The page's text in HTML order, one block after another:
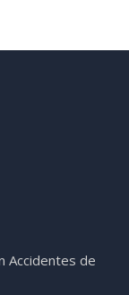
Accidentes de